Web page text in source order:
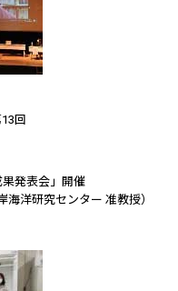
回
果発表会」開催
海洋研究センター 准教授）